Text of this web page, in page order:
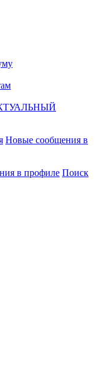
Новые сообщения в
в профиле Поиск